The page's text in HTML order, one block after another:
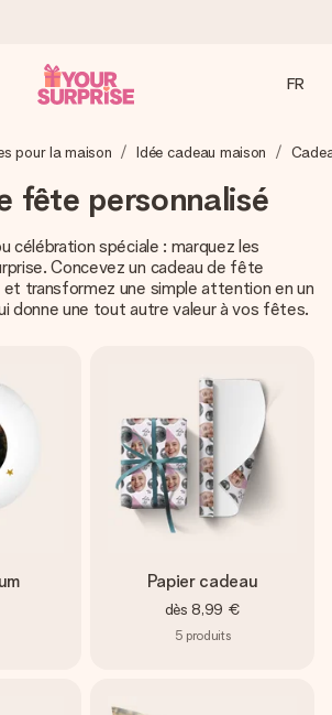
cadeau avec attention et l’envoyons
le plus.
de +15 000 avis)
gratuite
d’unique en quelques étapes – avec
photo ou un message qui touche le cœur.
juste tout l’amour pour le moment idéal.
FR
pour la maison Idée cadeau maison
fête personnalisé
célébration spéciale : marquez les
Concevez un cadeau de fête
et transformez une simple attention en un
donne une tout autre valeur à vos fêtes.
Papier cadeau
dès 8,99 €
5 produits